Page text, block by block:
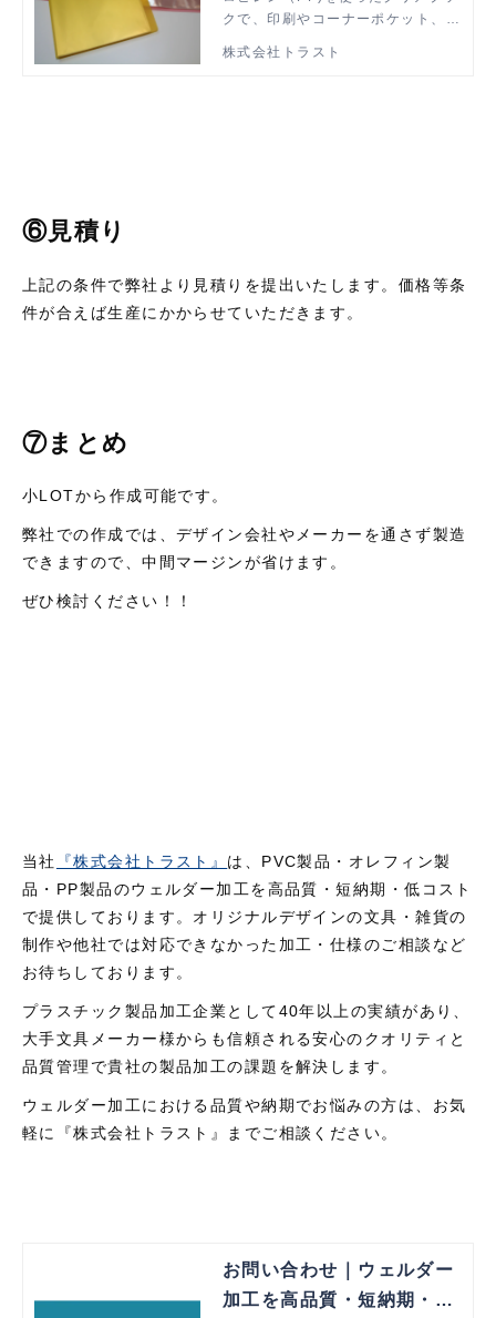
クで、印刷やコーナーポケット、名
株式会社トラスト
⑥見積り
上記の条件で弊社より見積りを提出いたします。価格等条
件が合えば生産にかからせていただきます。
⑦まとめ
小LOTから作成可能です。
弊社での作成では、デザイン会社やメーカーを通さず製造
できますので、中間マージンが省けます。
ぜひ検討ください！！
当社 『株式会社トラスト』 は、PVC製品・オレフィン製
品・PP製品のウェルダー加工を高品質・短納期・低コスト
で提供しております。オリジナルデザインの文具・雑貨の
制作や他社では対応できなかった加工・仕様のご相談など
お待ちしております。
プラスチック製品加工企業として40年以上の実績があり、
大手文具メーカー様からも信頼される安心のクオリティと
品質管理で貴社の製品加工の課題を解決します。
ウェルダー加工における品質や納期でお悩みの方は、お気
軽に『株式会社トラスト』までご相談ください。
お問い合わせ｜ウェルダー
加工を高品質・短納期・低